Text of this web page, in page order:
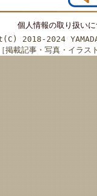
個人情報の取り扱い
2018-2024
［掲載記事・写真・イラ